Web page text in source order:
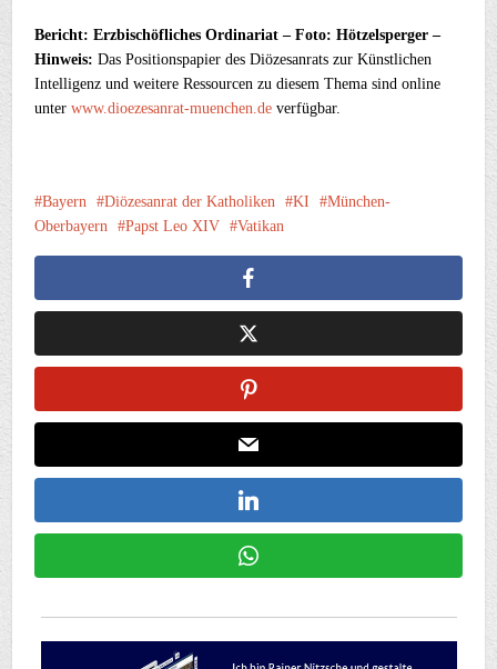
Bericht: Erzbischöfliches Ordinariat – Foto: Hötzelsperger –
Hinweis:Das Positionspapier des Diözesanrats zur Künstlichen
Intelligenz und weitere Ressourcen zu diesem Thema sind online
unterwww.dioezesanrat-muenchen.de verfügbar.
Bayern Diözesanrat der Katholiken KI
München-
Oberbayern
Papst Leo XIV Vatikan